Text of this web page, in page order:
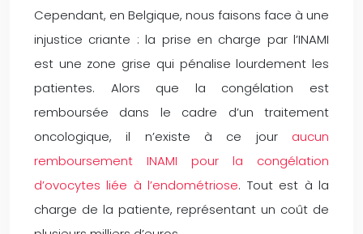
Cependant, en Belgique, nous faisons face à une
injustice criante : la prise en charge par l’INAMI
est une zone grise qui pénalise lourdement les
patientes. Alors que la congélation est
remboursée dans le cadre d’un traitement
oncologique, il n’existe à ce jour aucun
remboursement INAMI pour la congélation
d’ovocytes liée à l’endométriose. Tout est à la
charge de la patiente, représentant un coût de